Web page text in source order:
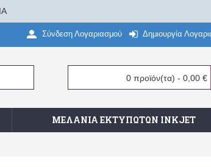
Σύνδεση Λογαριασμού Δημιουργία
0 προϊόν(τα) - 0,00 €
ΜΕΛΆΝΙΑ ΕΚΤΥΠΩΤΏΝ INKJET